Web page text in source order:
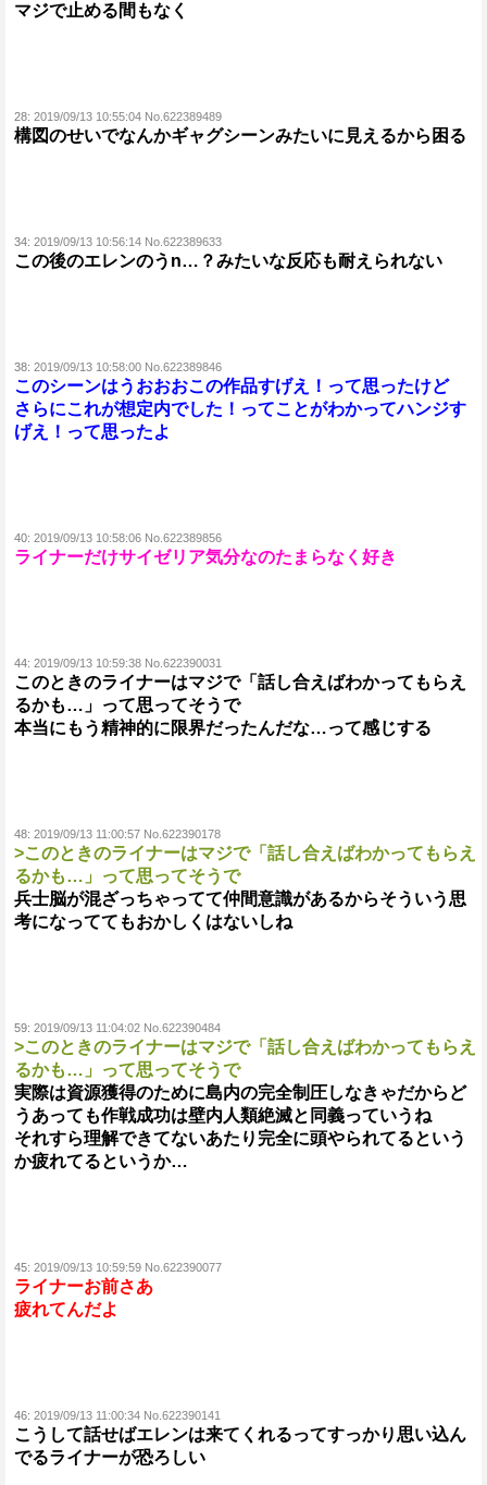
マジで止める間もなく
28: 2019/09/13 10:55:04 No.622389489
構図のせいでなんかギャグシーンみたいに見えるから困る
34: 2019/09/13 10:56:14 No.622389633
この後のエレンのうn…？みたいな反応も耐えられない
38: 2019/09/13 10:58:00 No.622389846
このシーンはうおおおこの作品すげえ！って思ったけど
さらにこれが想定内でした！ってことがわかってハンジす
げえ！って思ったよ
40: 2019/09/13 10:58:06 No.622389856
ライナーだけサイゼリア気分なのたまらなく好き
44: 2019/09/13 10:59:38 No.622390031
このときのライナーはマジで「話し合えばわかってもらえ
るかも…」って思ってそうで
本当にもう精神的に限界だったんだな…って感じする
48: 2019/09/13 11:00:57 No.622390178
>このときのライナーはマジで「話し合えばわかってもらえ
るかも…」って思ってそうで
兵士脳が混ざっちゃってて仲間意識があるからそういう思
考になっててもおかしくはないしね
59: 2019/09/13 11:04:02 No.622390484
>このときのライナーはマジで「話し合えばわかってもらえ
るかも…」って思ってそうで
実際は資源獲得のために島内の完全制圧しなきゃだからど
うあっても作戦成功は壁内人類絶滅と同義っていうね
それすら理解できてないあたり完全に頭やられてるという
か疲れてるというか…
45: 2019/09/13 10:59:59 No.622390077
ライナーお前さあ
疲れてんだよ
46: 2019/09/13 11:00:34 No.622390141
こうして話せばエレンは来てくれるってすっかり思い込ん
でるライナーが恐ろしい